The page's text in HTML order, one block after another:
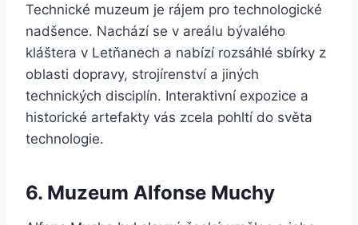
Technické muzeum je rájem pro technologické
nadšence. Nachází se v areálu bývalého
kláštera v Letňanech a nabízí rozsáhlé sbírky z
oblasti dopravy, strojírenství a jiných
technických disciplín. Interaktivní expozice a
historické artefakty vás zcela pohltí do světa
technologie.
6. Muzeum Alfonse Muchy